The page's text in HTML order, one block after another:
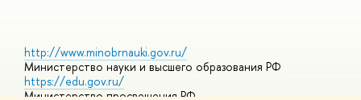
http://www.minobrnauki.gov.ru/
Министерство науки и высшего образования РФ
https://edu.gov.ru/
Министерство просвещения РФ